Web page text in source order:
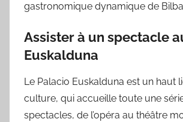
gastronomique dynamique de
Assister à un spectacle
Euskalduna
Le Palacio Euskalduna est un haut
culture, qui accueille toute une
spectacles, de l’opéra au théâtre